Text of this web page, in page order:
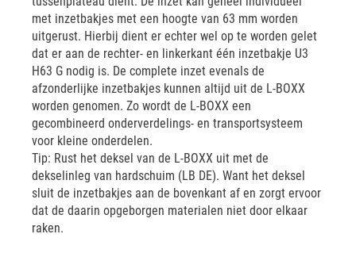
met inzetbakjes met een hoogte van 63 mm worden
uitgerust. Hierbij dient er echter wel op te worden gelet
dat er aan de rechter- en linkerkant één inzetbakje U3
H63 G nodig is. De complete inzet evenals de
afzonderlijke inzetbakjes kunnen altijd uit de L-BOXX
worden genomen. Zo wordt de L-BOXX een
gecombineerd onderverdelings- en transportsysteem
voor kleine onderdelen.
Tip: Rust het deksel van de L-BOXX uit met de
dekselinleg van hardschuim (LB DE). Want het deksel
sluit de inzetbakjes aan de bovenkant af en zorgt ervoor
dat de daarin opgeborgen materialen niet door elkaar
raken.